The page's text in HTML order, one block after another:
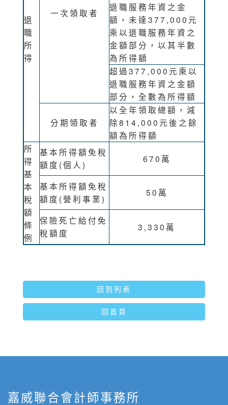
退
職
所
得
一次領取者
退職服務年資之金
額，未達377,000元
乘以退職服務年資之
金額部分，以其半數
為所得額
超過377,000元乘以
退職服務年資之金額
部分，全數為所得額
分期領取者
以全年領取總額，減
除814,000元後之餘
額為所得額
所
得
基
本
稅
額
條
例
基本所得額免稅
額度(個人)
670萬
基本所得額免稅
額度(營利事業)
50萬
保險死亡給付免
稅額度
3,330萬
回到列表
回首頁
嘉威聯合會計師事務所